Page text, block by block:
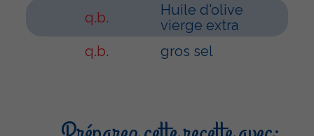
q.b.
Huile d'olive
vierge extra
q.b.
gros sel